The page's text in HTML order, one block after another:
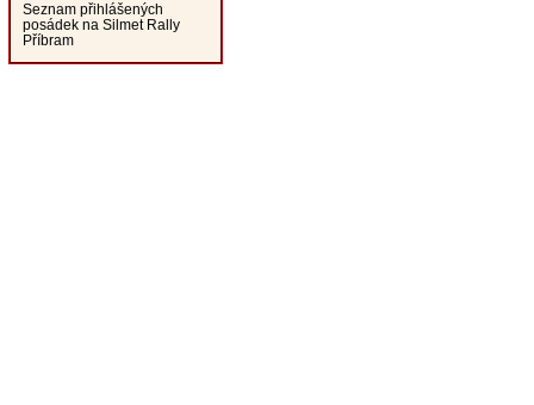
Seznam přihlášených
posádek na Silmet Rally
Příbram